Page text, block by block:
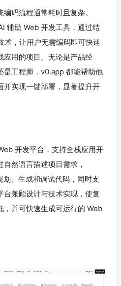
码流程通常耗时且复杂。
辅助 Web 开发工具，通过结
术，让用户无需编码即可快速
应用的项目。无论是产品经
是工程师，v0.app 都能帮助他
并实现一键部署，显著提升开
开发平台，支持全栈应用开
然语言描述项目需求，
、生成和调试代码，同时支
兼顾设计与技术实现，使复
，并可快速生成可运行的 Web